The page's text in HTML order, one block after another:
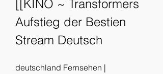
[[KINO ~ Transformers
Aufstieg der Bestien
Stream Deutsch
deutschland Fernsehen |